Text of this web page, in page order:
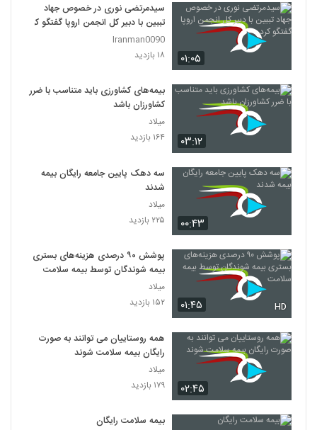
۰۱:۰۵
سیدمرتضی نوری در خصوص جهاد
تببین با دبیر کل انجمن اروپا گفتگو کرد
Iranman0090
۱۸ بازدید
۰۳:۱۲
بیمه‌های کشاورزی باید متناسب با ضرر
کشاورزان باشد
میلاد
۱۶۴ بازدید
۰۰:۴۳
سه دهک پایین جامعه‌ رایگان بیمه
شدند
میلاد
۲۲۵ بازدید
۰۱:۴۵ HD
پوشش ۹۰ درصدی هزینه‌های بستری
بیمه شوندگان توسط بیمه سلامت
میلاد
۱۵۲ بازدید
۰۲:۴۵
همه روستاییان می توانند به صورت
رایگان بیمه سلامت شوند
میلاد
۱۷۹ بازدید
بیمه سلامت رایگان